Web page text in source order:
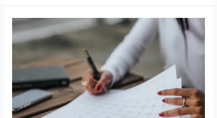
Blanc
:
allié
puissant
votre
entreprise